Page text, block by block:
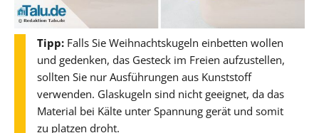
Tipp: Falls Sie Weihnachtskugeln einbetten wollen
und gedenken, das Gesteck im Freien aufzustellen,
sollten Sie nur Ausführungen aus Kunststoff
verwenden. Glaskugeln sind nicht geeignet, da das
Material bei Kälte unter Spannung gerät und somit
zu platzen droht.